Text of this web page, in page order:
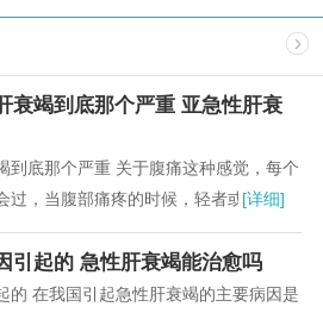
衰竭到底那个严重 亚急性肝衰
到底那个严重 关于腹痛这种感觉，每个
，当腹部痛疼的时候，轻者或许还能
会疼不欲生，不停的...
[详细]
引起的 急性肝衰竭能治愈吗
的 在我国引起急性肝衰竭的主要病因是